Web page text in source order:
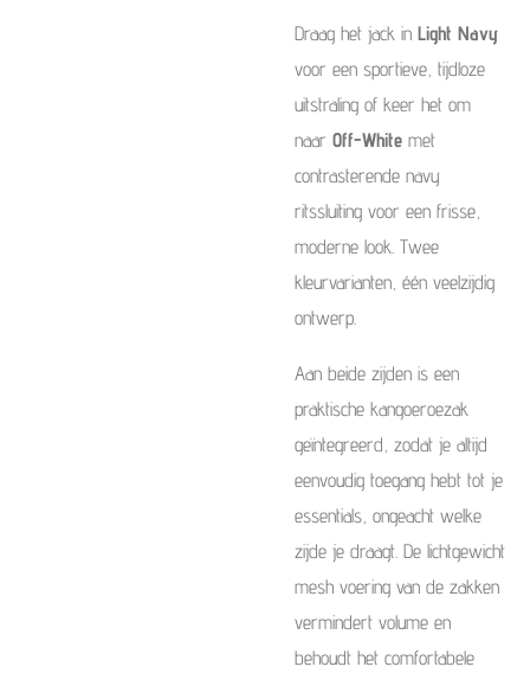
Draag het jack in Light Navy
voor een sportieve, tijdloze
uitstraling of keer het om
naar Off-White met
contrasterende navy
ritssluiting voor een frisse,
moderne look. Twee
kleurvarianten, één veelzijdig
ontwerp.
Aan beide zijden is een
praktische kangoeroezak
geïntegreerd, zodat je altijd
eenvoudig toegang hebt tot je
essentials, ongeacht welke
zijde je draagt. De lichtgewicht
mesh voering van de zakken
vermindert volume en
behoudt het comfortabele